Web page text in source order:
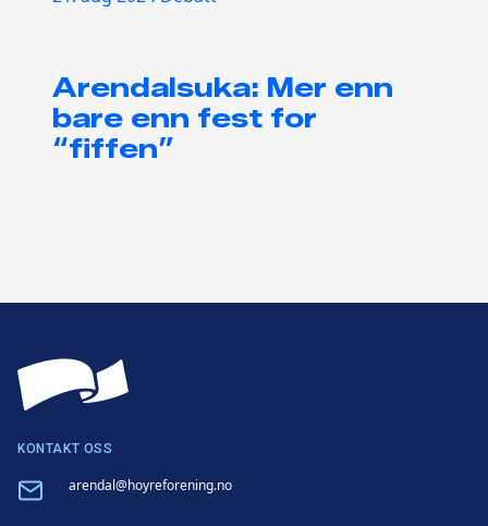
Arendalsuka: Mer enn
bare enn fest for
“fiffen”
KONTAKT OSS
Email arendal@hoyreforening.no